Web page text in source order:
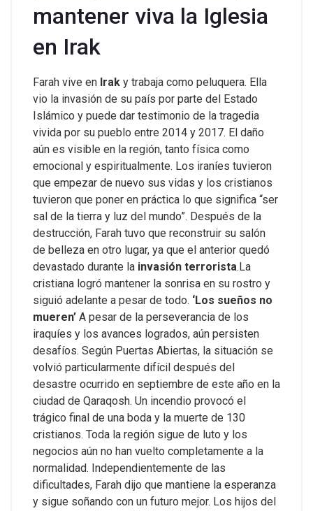
mantener viva la Iglesia
en Irak
Farah vive en Irak y trabaja como peluquera. Ella
vio la invasión de su país por parte del Estado
Islámico y puede dar testimonio de la tragedia
vivida por su pueblo entre 2014 y 2017. El daño
aún es visible en la región, tanto física como
emocional y espiritualmente. Los iraníes tuvieron
que empezar de nuevo sus vidas y los cristianos
tuvieron que poner en práctica lo que significa “ser
sal de la tierra y luz del mundo”. Después de la
destrucción, Farah tuvo que reconstruir su salón
de belleza en otro lugar, ya que el anterior quedó
devastado durante la invasión terrorista.La
cristiana logró mantener la sonrisa en su rostro y
siguió adelante a pesar de todo. ‘Los sueños no
mueren’ A pesar de la perseverancia de los
iraquíes y los avances logrados, aún persisten
desafíos. Según Puertas Abiertas, la situación se
volvió particularmente difícil después del
desastre ocurrido en septiembre de este año en la
ciudad de Qaraqosh. Un incendio provocó el
trágico final de una boda y la muerte de 130
cristianos. Toda la región sigue de luto y los
negocios aún no han vuelto completamente a la
normalidad. Independientemente de las
dificultades, Farah dijo que mantiene la esperanza
y sigue soñando con un futuro mejor. Los hijos del